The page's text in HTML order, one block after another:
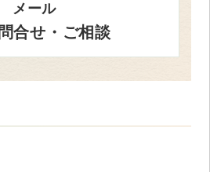
メール
合せ・ご相談